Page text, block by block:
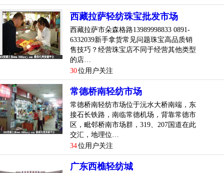
西藏拉萨轻纺珠宝批发市场
西藏拉萨市朵森格路13989998833 0891-
6332039新手拿货常见问题珠宝高品质销
售技巧？经营珠宝店不同于经营其他类型
的店…
30位用户关注
常德桥南轻纺市场
常德桥南轻纺市场位于沅水大桥南端，东
接石长铁路，南临常德机场，背靠常德市
区，毗邻桥南市场群，319、207国道在此
交汇，地理位…
34位用户关注
广东西樵轻纺城